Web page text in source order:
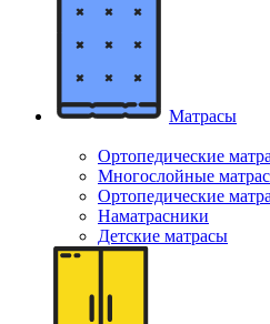
Матрасы
Ортопедические
Многослойные
Ортопедические
Наматрасники
Детские матрасы